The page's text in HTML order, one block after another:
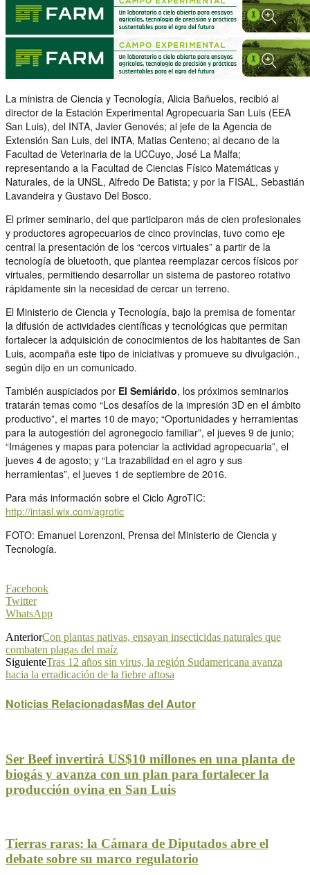
La ministra de Ciencia y Tecnología, Alicia Bañuelos, recibió al
director de la Estación Experimental Agropecuaria San Luis (EEA
San Luis), del INTA, Javier Genovés; al jefe de la Agencia de
Extensión San Luis, del INTA, Matias Centeno; al decano de la
Facultad de Veterinaria de la UCCuyo, José La Malfa;
representando a la Facultad de Ciencias Físico Matemáticas y
Naturales, de la UNSL, Alfredo De Batista; y por la FISAL, Sebastián
Lavandeira y Gustavo Del Bosco.
El primer seminario, del que participaron más de cien profesionales
y productores agropecuarios de cinco provincias, tuvo como eje
central la presentación de los “cercos virtuales” a partir de la
tecnología de bluetooth, que plantea reemplazar cercos físicos por
virtuales, permitiendo desarrollar un sistema de pastoreo rotativo
rápidamente sin la necesidad de cercar un terreno.
El Ministerio de Ciencia y Tecnología, bajo la premisa de fomentar
la difusión de actividades científicas y tecnológicas que permitan
fortalecer la adquisición de conocimientos de los habitantes de San
Luis, acompaña este tipo de iniciativas y promueve su divulgación.,
según dijo en un comunicado.
También auspiciados por El Semiárido, los próximos seminarios
tratarán temas como “Los desafíos de la impresión 3D en el ámbito
productivo”, el martes 10 de mayo; “Oportunidades y herramientas
para la autogestión del agronegocio familiar”, el jueves 9 de junio;
“Imágenes y mapas para potenciar la actividad agropecuaria”, el
jueves 4 de agosto; y “La trazabilidad en el agro y sus
herramientas”, el jueves 1 de septiembre de 2016.
Para más información sobre el Ciclo AgroTIC:
http://intasl.wix.com/agrotic
FOTO: Emanuel Lorenzoni, Prensa del Ministerio de Ciencia y
Tecnología.
Facebook
Twitter
WhatsApp
AnteriorCon plantas nativas, ensayan insecticidas naturales que
combaten plagas del maíz
SiguienteTras 12 años sin virus, la región Sudamericana avanza
hacia la erradicación de la fiebre aftosa
Noticias RelacionadasMas del Autor
Ser Beef invertirá US$10 millones en una planta de
biogás y avanza con un plan para fortalecer la
producción ovina en San Luis
Tierras raras: la Cámara de Diputados abre el
debate sobre su marco regulatorio